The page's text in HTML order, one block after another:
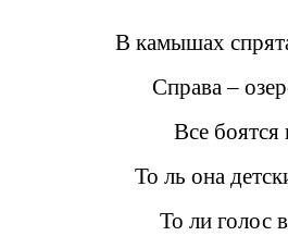
В камышах
Справа –
Все боятся
То ль она
То ли голос